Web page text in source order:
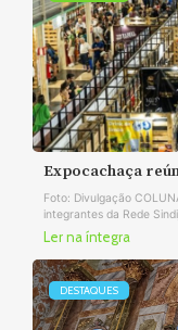
Expocachaça
Foto: Divulgação
integrantes da Rede
Ler na íntegra
DESTAQUES